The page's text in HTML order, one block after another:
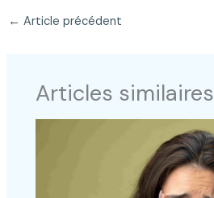
← Article précédent
Articles similaires